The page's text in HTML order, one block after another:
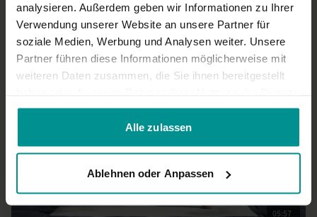
analysieren. Außerdem geben wir Informationen zu Ihrer
Verwendung unserer Website an unsere Partner für
soziale Medien, Werbung und Analysen weiter. Unsere
Partner führen diese Informationen möglicherweise mit
weiteren Daten zusammen, die Sie ihnen bereitgestellt
gesammelt haben.
Alle zulassen
Ablehnen oder Anpassen
Ähnliche Videos
05:57